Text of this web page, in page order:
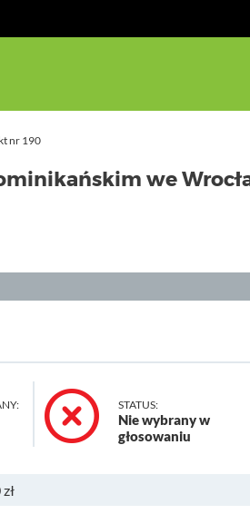
nr 190
we
STATUS:
Nie wybrany w
głosowaniu